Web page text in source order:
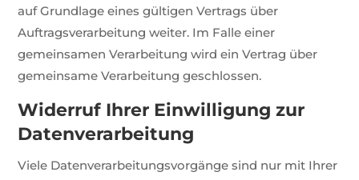
auf Grundlage eines gültigen Vertrags über
Auftragsverarbeitung weiter. Im Falle einer
gemeinsamen Verarbeitung wird ein Vertrag über
gemeinsame Verarbeitung geschlossen.
Widerruf Ihrer Einwilligung zur
Datenverarbeitung
Viele Datenverarbeitungsvorgänge sind nur mit Ihrer